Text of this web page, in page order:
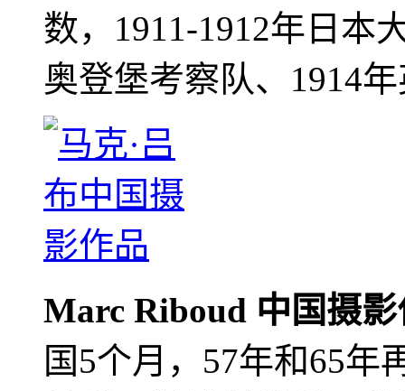
数，1911-1912年日本
奥登堡考察队、1914
Marc Riboud 中国摄
国5个月，57年和65年